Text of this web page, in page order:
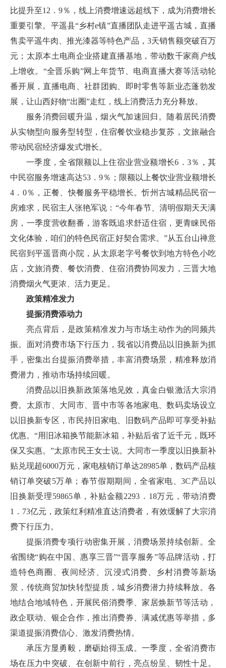
比提升至12．9％，线上消费增速远超线下，成为消费增长
重要引擎。平遥县“乡村e镇”直播团队走进平遥古城，直播
售卖平遥牛肉、推光漆器等特色产品，3天销售额突破百万
元；太原本土电商企业搭建直播基地，带动数千家商户线
上增收。“全晋乐购”网上年货节、电商直播大赛等活动轮
番开展，直播电商、社群团购、即时零售等新业态蓬勃发
展，让山西好物“出圈”走红，线上消费活力充分释放。
服务消费回暖升温，烟火气加速回归。随着居民消费
从实物型向服务型转型，住宿餐饮业稳步复苏，文旅融合
带动民宿经济爆发式增长。
一季度，全省限额以上住宿业营业额增长6．3％，其
中民宿服务增速高达53．9％；限额以上餐饮业营业额增长
4．0％，正餐、快餐服务平稳增长。忻州古城精品民宿一
房难求，民宿主人张艳军说：“今年春节、清明假期天天满
房，一季度营收翻番，游客既追求舒适住宿，更青睐民俗
文化体验，咱们的特色民宿正好契合需求。”从五台山禅意
民宿到平遥晋商小院，从太原老字号餐饮到地方特色小吃
店，文旅消费、餐饮消费、住宿消费协同发力，三晋大地
消费烟火气更浓、活力更足。
政策精准发力
提振消费添动力
亮点背后，是政策精准发力与市场主动作为的同频共
振。面对消费市场下行压力，我省以消费品以旧换新为抓
手，密集出台提振消费举措，丰富消费场景，精准释放消
费潜力，推动市场持续回暖。
消费品以旧换新政策落地见效，真金白银激活大宗消
费。太原市、大同市、晋中市等各地家电、数码卖场设立
以旧换新专区，市民持旧家电、旧数码产品即可享受补贴
优惠。“用旧冰箱换节能新冰箱，补贴后省了近千元，既环
保又实惠。”太原市民王女士说。大同市一季度以旧换新补
贴兑现超6000万元，家电核销订单达28985单，数码产品核
销订单突破5万单；春节假期期间，全省家电、3C产品以
旧换新受理59865单，补贴金额2293．18万元，带动消费
1．73亿元，政策红利精准直达消费者，有效缓解了大宗消
费下行压力。
提振消费专项行动密集开展，消费场景持续创新。全
省围绕“购在中国、惠享三晋”“晋享服务”等品牌活动，打
造特色商圈、夜间经济、沉浸式消费、乡村消费等新场
景，传统商贸加快转型提质，城乡消费潜力持续释放。各
地结合地域特色，开展民俗消费季、家居焕新节等活动，
政企联动、银企合作，推出消费券、满减优惠等举措，多
渠道提振消费信心、激发消费热情。
承压方显勇毅，磨砺始得玉成。一季度，全省消费市
场在压力中突破、在创新中前行，亮点纷呈、韧性十足。